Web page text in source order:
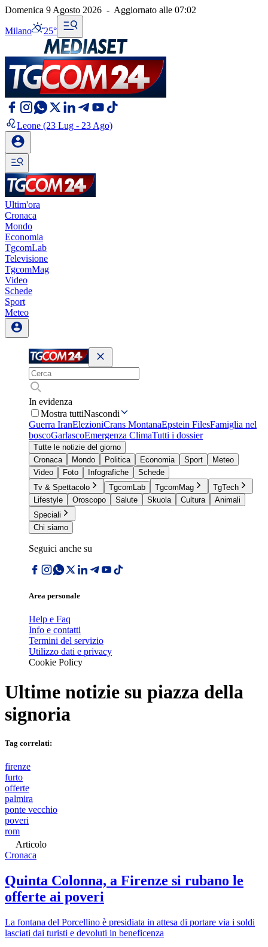
Domenica 9 Agosto 2026 - Aggiornato alle 07:02
Milano 25°
Leone (23 Lug - 23 Ago)
Ultim'ora
Cronaca
Mondo
Economia
TgcomLab
Televisione
TgcomMag
Video
Schede
Sport
Meteo
In evidenza
Mostra tuttiNascondi
Guerra IranElezioniCrans MontanaEpstein FilesFamiglia nel
boscoGarlascoEmergenza ClimaTutti i dossier
Tutte le notizie del giorno
Cronaca
Mondo Politica Economia Sport
Meteo
Video
Foto Infografiche
Schede
Tv & Spettacolo
TgcomLab TgcomMag
TgTech
Lifestyle
Oroscopo Salute Skuola Cultura
Animali
Speciali
Chi siamo
Seguici anche su
Area personale
Help e Faq
Info e contatti
Termini del servizio
Utilizzo dati e privacy
Cookie Policy
Ultime notizie su piazza della
signoria
Tag correlati:
firenze
furto
offerte
palmira
ponte vecchio
poveri
rom
Articolo
Cronaca
Quinta Colonna, a Firenze si rubano le
offerte ai poveri
La fontana del Porcellino è presidiata in attesa di portare via i soldi
lasciati dai turisti e devoluti in beneficenza